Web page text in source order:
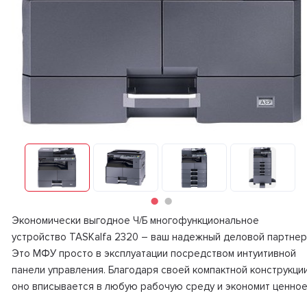
Экономически выгодное Ч/Б многофункциональное
устройство TASKalfa 2320 – ваш надежный деловой
Это МФУ просто в эксплуатации посредством интуитивной
панели управления. Благодаря своей компактной
оно вписывается в любую рабочую среду и экономит ценное